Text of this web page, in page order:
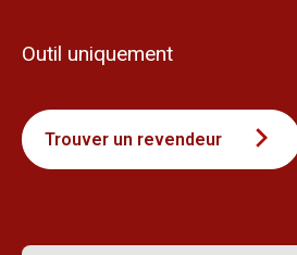
Outil uniquement
Trouver un revendeur